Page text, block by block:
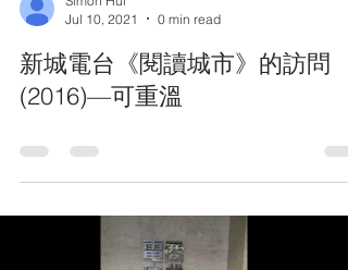
Jul 10, 2021
(2016)—可重溫